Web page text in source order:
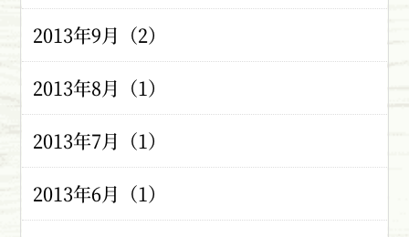
2013年9月（2）
2013年8月（1）
2013年7月（1）
2013年6月（1）